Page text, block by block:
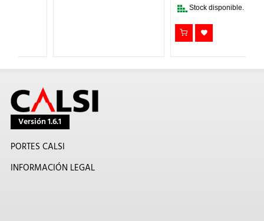
Stock disponible.
Versión 1.6.1
PORTES CALSI
INFORMACIÓN LEGAL